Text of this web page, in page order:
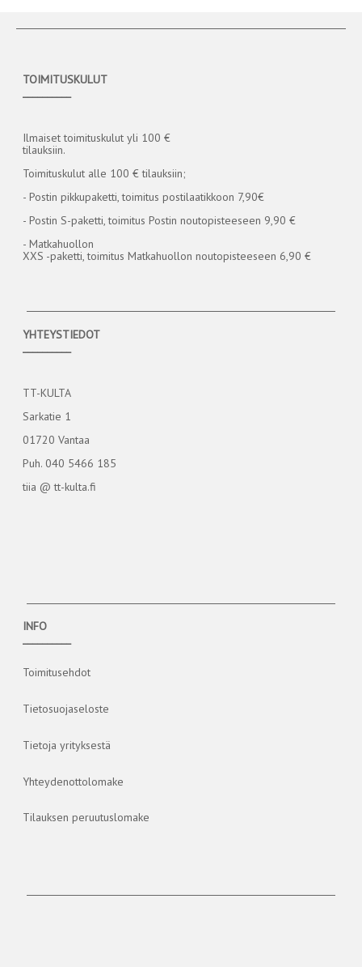
TOIMITUSKULUT
Ilmaiset toimituskulut yli 100 €
tilauksiin.
Toimituskulut alle 100 € tilauksiin;
- Postin pikkupaketti, toimitus postilaatikkoon 7,90€
- Postin S-paketti, toimitus Postin noutopisteeseen 9,90 €
- Matkahuollon
XXS -paketti, toimitus Matkahuollon noutopisteeseen 6,90 €
YHTEYSTIEDOT
TT-KULTA
Sarkatie 1
01720 Vantaa
Puh. 040 5466 185
tiia @ tt-kulta.fi
INFO
Toimitusehdot
Tietosuojaseloste
Tietoja yrityksestä
Yhteydenottolomake
Tilauksen peruutuslomake